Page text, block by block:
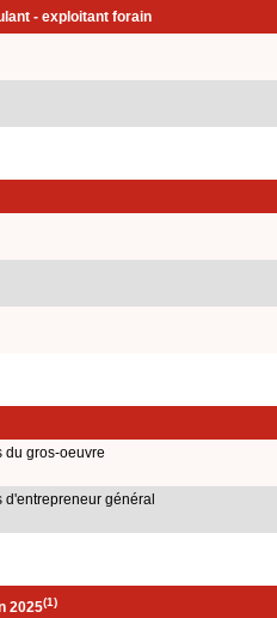
- exploitant forain
du gros-oeuvre
d'entrepreneur général
2025(1)